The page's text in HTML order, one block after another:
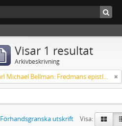
Visar 1 resultat
Arkivbeskrivning
Carl Michael Bellman: Fredmans epistlar och sånger m.fl. Bellman-texter
Förhandsgranska utskrift
Visa: